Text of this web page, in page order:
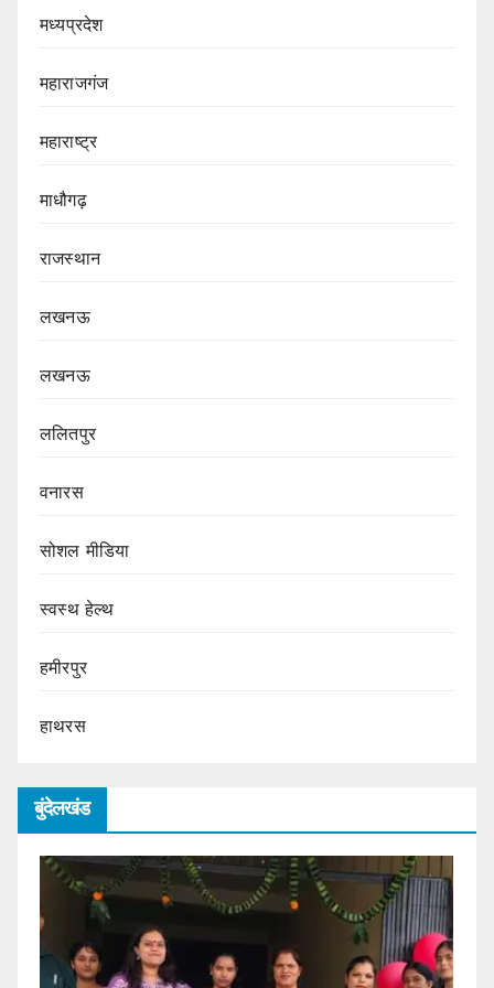
मध्यप्रदेश
महाराजगंज
महाराष्ट्र
माधौगढ़
राजस्थान
लखनऊ
लखनऊ
ललितपुर
वनारस
सोशल मीडिया
स्वस्थ हेल्थ
हमीरपुर
हाथरस
बुंदेलखंड